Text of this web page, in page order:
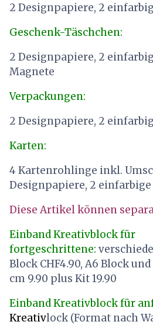
2 Designpapiere, 2
Geschenk-Täschchen:
2 Designpapiere, 2
Magnete
Verpackungen:
2 Designpapiere, 2
Karten:
4 Kartenrohlinge inkl.
Designpapiere, 2 einfarbige
Diese Artikel können
Einband Kreativblock für
fortgeschrittene:
Block CHF4.90, A6 Block und
cm 9.90 plus Kit 19.90
Einband Kreativblock für
Kreativlock (Format nach